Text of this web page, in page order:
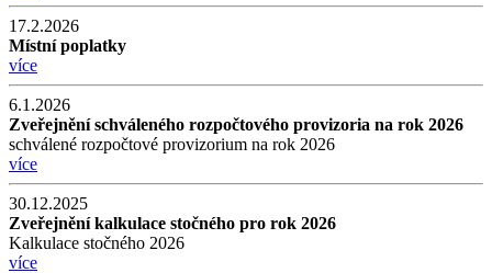
17.2.2026
Místní poplatky
více
6.1.2026
Zveřejnění schváleného rozpočtového provizoria na rok 2026
schválené rozpočtové provizorium na rok 2026
více
30.12.2025
Zveřejnění kalkulace stočného pro rok 2026
Kalkulace stočného 2026
více